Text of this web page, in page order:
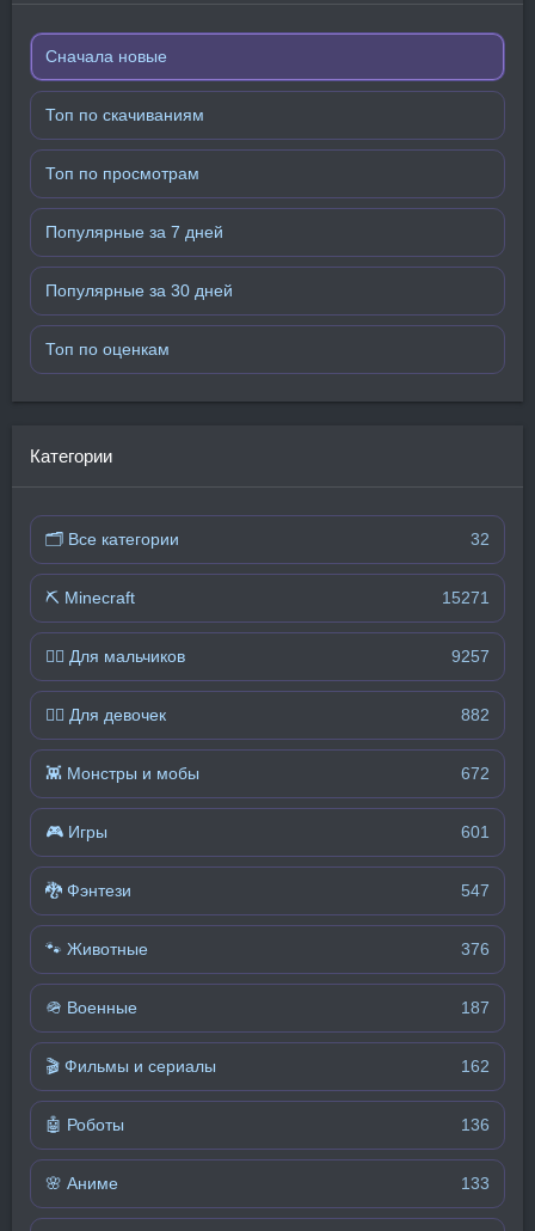
Сначала новые
Топ по скачиваниям
Топ по просмотрам
Популярные за 7 дней
Популярные за 30 дней
Топ по оценкам
Категории
🗂 Все категории 32
⛏️ Minecraft 15271
🧍‍♂️ Для мальчиков 9257
🧍‍♀️ Для девочек 882
👾 Монстры и мобы 672
🎮 Игры 601
🐉 Фэнтези 547
🐾 Животные 376
🪖 Военные 187
🎬 Фильмы и сериалы 162
🤖 Роботы 136
🌸 Аниме 133